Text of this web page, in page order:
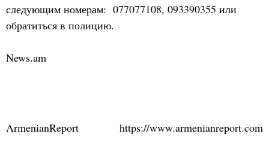
следующим номерам: 077077108, 093390355 или
обратиться в полицию.
News.am
ArmenianReport https://www.armenianreport.com